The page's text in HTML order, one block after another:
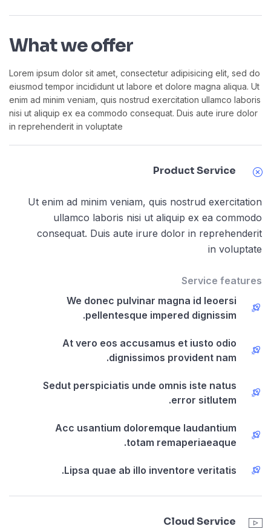
What we offer
Lorem ipsum dolor sit amet, consectetur adipisicing elit, sed do
eiusmod tempor incididunt ut labore et dolore magna aliqua. Ut
enim ad minim veniam, quis nostrud exercitation ullamco laboris
nisi ut aliquip ex ea commodo consequat. Duis aute irure dolor
in reprehenderit in voluptate
Product Service
Ut enim ad minim veniam, quis nostrud exercitation
ullamco laboris nisi ut aliquip ex ea commodo
consequat. Duis aute irure dolor in reprehenderit
in voluptate
Service features
We donec pulvinar magna id leoersi
pellentesque impered dignissim.
At vero eos accusamus et iusto odio
dignissimos provident nam.
Sedut perspiciatis unde omnis iste natus
error sitlutem.
Acc usantium doloremque laudantium
totam remaperiaeaque.
Lipsa quae ab illo inventore veritatis.
Cloud Service